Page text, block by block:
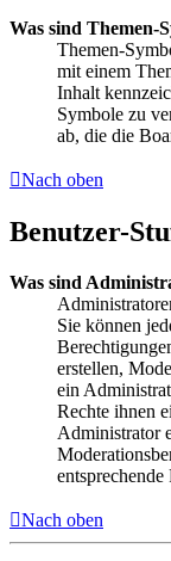
Was sind Themen-
Themen-
mit einem
Inhalt
Symbole zu
ab, die die
Nach oben
Benutzer-
Was sind
Sie können
erstellen,
ein
Rechte ihnen
Administrator
Nach oben